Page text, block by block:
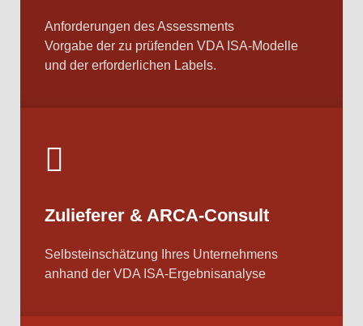
Anforderungen des Assessments
Vorgabe der zu prüfenden VDA ISA-Modelle
und der erforderlichen Labels.
Zulieferer & ARCA-Consult
Selbsteinschätzung Ihres Unternehmens
anhand der VDA ISA-Ergebnisanalyse